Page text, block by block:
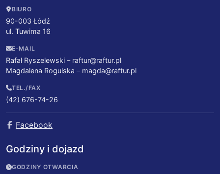
BIURO
90-003 Łódź
ul. Tuwima 16
E-MAIL
Rafał Ryszelewski – raftur@raftur.pl
Magdalena Rogulska – magda@raftur.pl
TEL./FAX
(42) 676-74-26
Facebook
Godziny i dojazd
GODZINY OTWARCIA